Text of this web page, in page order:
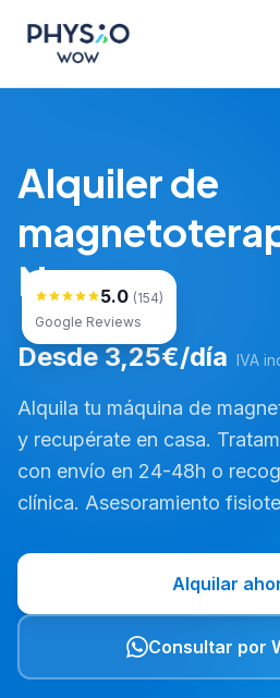
Physio WOW
Alquiler de
Navarra
5.0 (154)
Google Reviews
Desde 3,25€/día IVA
Alquila tu máquina de
y recupérate en casa.
con envío en 24-48h o
clínica. Asesoramiento
Alquilar
Consultar por